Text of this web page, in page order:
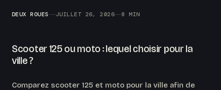
DEUX ROUES JUILLET 26, 2026 8 MIN
Scooter 125 ou moto : lequel choisir pour la
ville ?
Comparez scooter 125 et moto pour la ville afin de